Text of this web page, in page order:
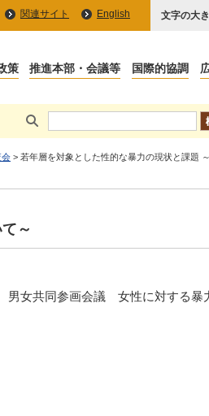
関連サイト English 文字の大
会 > 若年層を対象とした性的な暴力の現状と課題
～
男女共同参画会議 女性に対する暴